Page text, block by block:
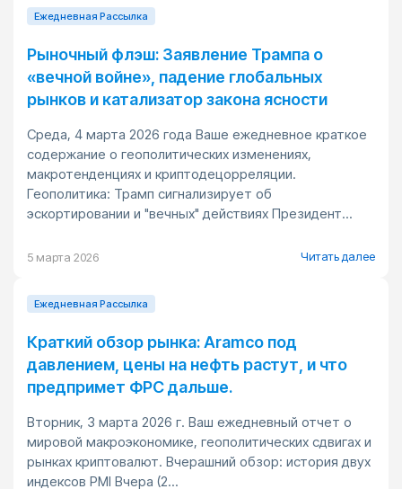
Ежедневная Pассылка
Рыночный флэш: Заявление Трампа о
«вечной войне», падение глобальных
рынков и катализатор закона ясности
Среда, 4 марта 2026 года Ваше ежедневное краткое
содержание о геополитических изменениях,
макротенденциях и криптодецорреляции.
Геополитика: Трамп сигнализирует об
эскортировании и "вечных" действиях Президент...
5 марта 2026 Читать далее
Ежедневная Pассылка
Краткий обзор рынка: Aramco под
давлением, цены на нефть растут, и что
предпримет ФРС дальше.
Вторник, 3 марта 2026 г. Ваш ежедневный отчет о
мировой макроэкономике, геополитических сдвигах и
рынках криптовалют. Вчерашний обзор: история двух
индексов PMI Вчера (2...